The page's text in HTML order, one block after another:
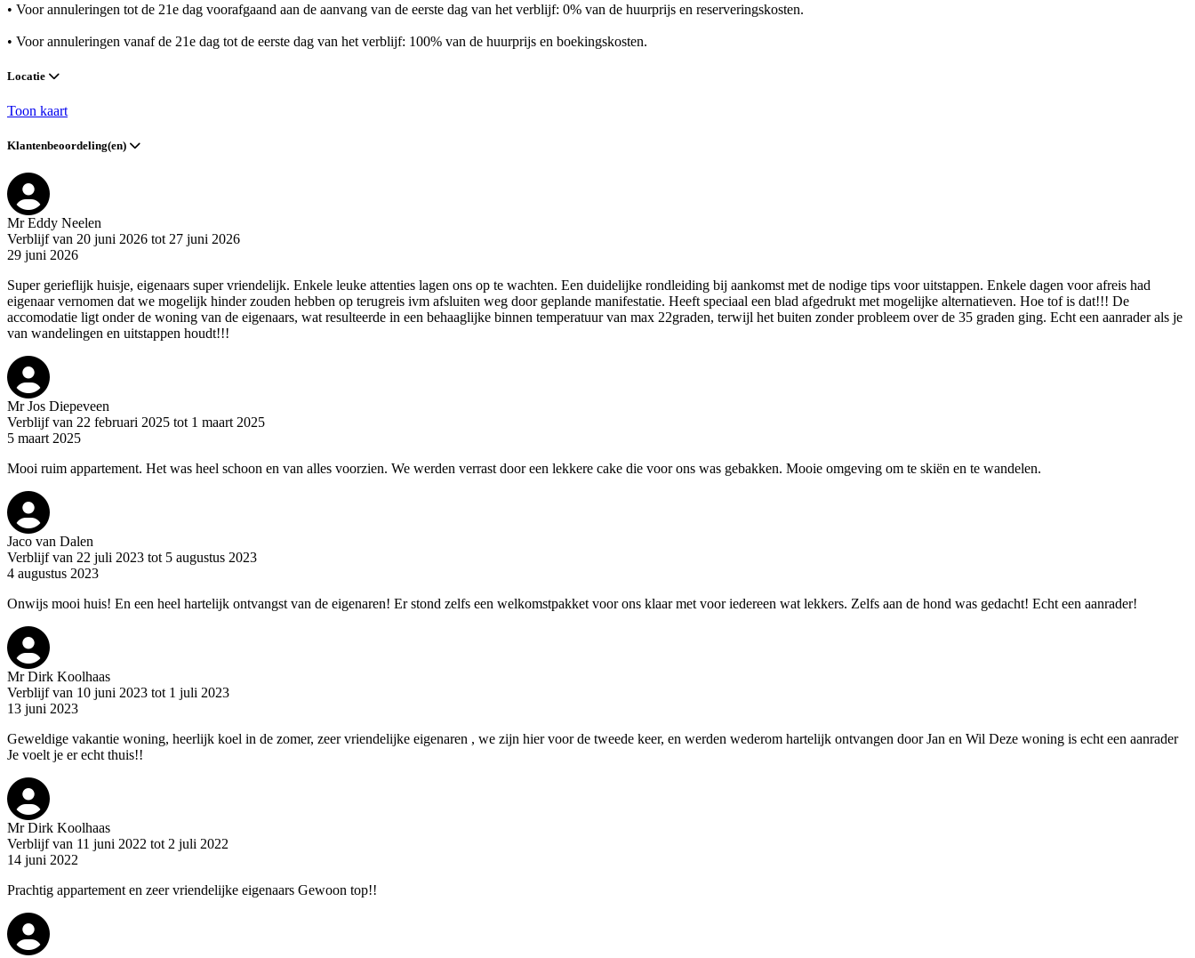
• Voor annuleringen tot de 21e dag voorafgaand aan de aanvang van de eerste dag van het verblijf: 0% van de huurprijs en reserveringskosten.
• Voor annuleringen vanaf de 21e dag tot de eerste dag van het verblijf: 100% van de huurprijs en boekingskosten.
Locatie
Toon kaart
Klantenbeoordeling(en)
Mr Eddy Neelen
Verblijf van 20 juni 2026 tot 27 juni 2026
29 juni 2026
Super gerieflijk huisje, eigenaars super vriendelijk. Enkele leuke attenties lagen ons op te wachten. Een duidelijke rondleiding bij aankomst met de nodige tips voor uitstappen. Enkele dagen voor afreis had
eigenaar vernomen dat we mogelijk hinder zouden hebben op terugreis ivm afsluiten weg door geplande manifestatie. Heeft speciaal een blad afgedrukt met mogelijke alternatieven. Hoe tof is dat!!! De
accomodatie ligt onder de woning van de eigenaars, wat resulteerde in een behaaglijke binnen temperatuur van max 22graden, terwijl het buiten zonder probleem over de 35 graden ging. Echt een aanrader als je
van wandelingen en uitstappen houdt!!!
Mr Jos Diepeveen
Verblijf van 22 februari 2025 tot 1 maart 2025
5 maart 2025
Mooi ruim appartement. Het was heel schoon en van alles voorzien. We werden verrast door een lekkere cake die voor ons was gebakken. Mooie omgeving om te skiën en te wandelen.
Jaco van Dalen
Verblijf van 22 juli 2023 tot 5 augustus 2023
4 augustus 2023
Onwijs mooi huis! En een heel hartelijk ontvangst van de eigenaren! Er stond zelfs een welkomstpakket voor ons klaar met voor iedereen wat lekkers. Zelfs aan de hond was gedacht! Echt een aanrader!
Mr Dirk Koolhaas
Verblijf van 10 juni 2023 tot 1 juli 2023
13 juni 2023
Geweldige vakantie woning, heerlijk koel in de zomer, zeer vriendelijke eigenaren , we zijn hier voor de tweede keer, en werden wederom hartelijk ontvangen door Jan en Wil Deze woning is echt een aanrader
Je voelt je er echt thuis!!
Mr Dirk Koolhaas
Verblijf van 11 juni 2022 tot 2 juli 2022
14 juni 2022
Prachtig appartement en zeer vriendelijke eigenaars Gewoon top!!